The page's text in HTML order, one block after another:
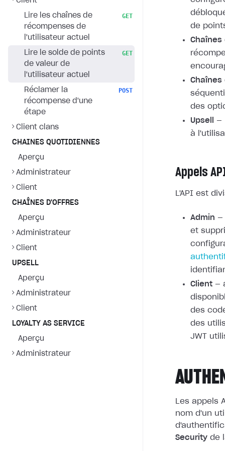
Lire les chaînes de
récompenses de
l'utilisateur actuel
GET
Lire le solde de points
de valeur de
l'utilisateur actuel
GET
Réclamer la
récompense d'une
étape
POST
Client clans
CHAINES QUOTIDIENNES
Aperçu
Administrateur
Client
CHAÎNES D'OFFRES
Aperçu
Administrateur
Client
UPSELL
Aperçu
Administrateur
Client
LOYALTY AS SERVICE
Aperçu
Administrateur
de
Chaînes
Chaînes
des
Upsell
—
à
Appels
L'API est
Admin —
et
Client —
des
des
JWT
Les appels
nom d'un
Security de